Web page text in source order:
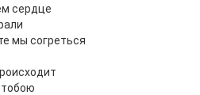
сердце
мы согреться
тобою